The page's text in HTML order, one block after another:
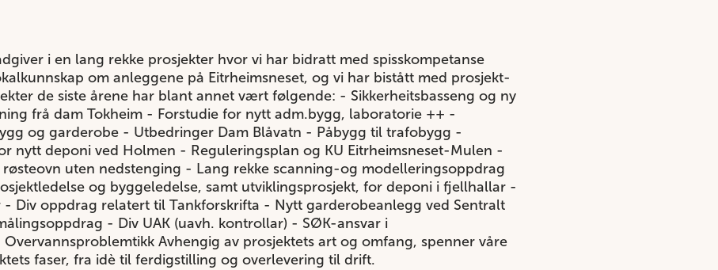
i en lang rekke prosjekter hvor vi har bidratt med spisskompetanse
om anleggene på Eitrheimsneset, og vi har bistått med prosjekt-
de siste årene har blant annet vært følgende: - Sikkerheitsbasseng og ny
frå dam Tokheim - Forstudie for nytt adm.bygg, laboratorie ++ -
og garderobe - Utbedringer Dam Blåvatn - Påbygg til trafobygg -
nytt deponi ved Holmen - Reguleringsplan og KU Eitrheimsneset-Mulen -
uten nedstenging - Lang rekke scanning-og modelleringsoppdrag
og byggeledelse, samt utviklingsprosjekt, for deponi i fjellhallar -
Div oppdrag relatert til Tankforskrifta - Nytt garderobeanlegg ved Sentralt
- Div UAK (uavh. kontrollar) - SØK-ansvar i
Avhengig av prosjektets art og omfang, spenner våre
faser, fra idè til ferdigstilling og overlevering til drift.